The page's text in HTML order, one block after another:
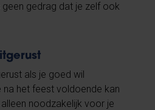
gedrag dat je zelf ook
als je goed wil
het feest voldoende kan
noodzakelijk voor je